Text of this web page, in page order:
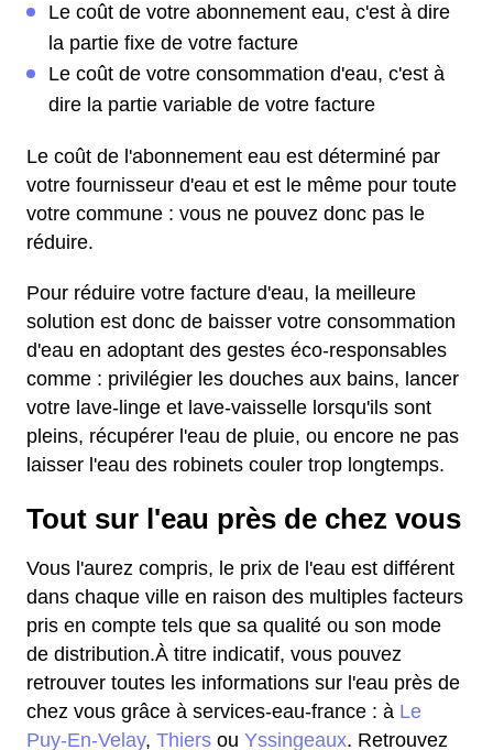
Le coût de votre abonnement eau, c'est à dire
la partie fixe de votre facture
Le coût de votre consommation d'eau, c'est à
dire la partie variable de votre facture
Le coût de l'abonnement eau est déterminé par
votre fournisseur d'eau et est le même pour toute
votre commune : vous ne pouvez donc pas le
réduire.
Pour réduire votre facture d'eau, la meilleure
solution est donc de baisser votre consommation
d'eau en adoptant des gestes éco-responsables
comme : privilégier les douches aux bains, lancer
votre lave-linge et lave-vaisselle lorsqu'ils sont
pleins, récupérer l'eau de pluie, ou encore ne pas
laisser l'eau des robinets couler trop longtemps.
Tout sur l'eau près de chez vous
Vous l'aurez compris, le prix de l'eau est différent
dans chaque ville en raison des multiples facteurs
pris en compte tels que sa qualité ou son mode
de distribution.À titre indicatif, vous pouvez
retrouver toutes les informations sur l'eau près de
chez vous grâce à services-eau-france : à Le
Puy-En-Velay, Thiers ou Yssingeaux. Retrouvez